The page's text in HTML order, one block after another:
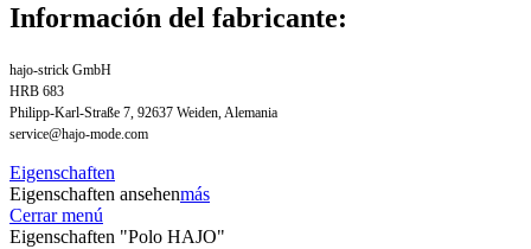
Información del fabricante:
hajo-strick GmbH
HRB 683
Philipp-Karl-Straße 7, 92637 Weiden, Alemania
service@hajo-mode.com
Eigenschaften
Eigenschaften ansehenmás
Cerrar menú
Eigenschaften "Polo HAJO"